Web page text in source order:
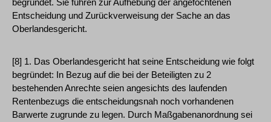
begründet. Sie führen zur Aufhebung der angefochtenen
Entscheidung und Zurückverweisung der Sache an das
Oberlandesgericht.
[8] 1. Das Oberlandesgericht hat seine Entscheidung wie folgt
begründet: In Bezug auf die bei der Beteiligten zu 2
bestehenden Anrechte seien angesichts des laufenden
Rentenbezugs die entscheidungsnah noch vorhandenen
Barwerte zugrunde zu legen. Durch Maßgabenanordnung sei